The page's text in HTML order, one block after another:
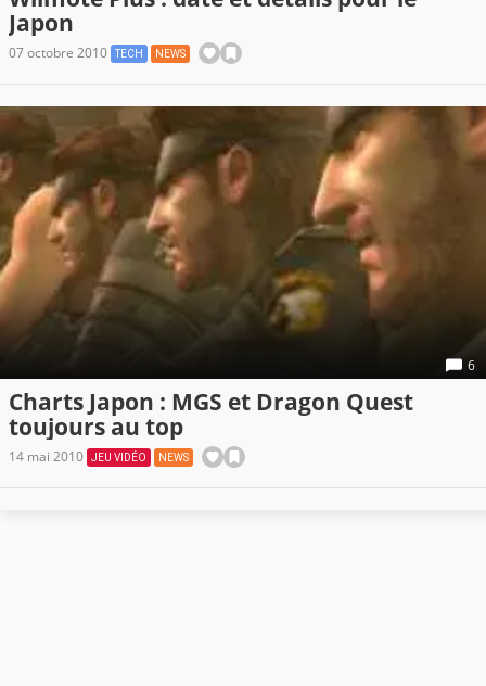
Japon
07 octobre 2010 TECH NEWS
6
Charts Japon : MGS et Dragon Quest
toujours au top
14 mai 2010 JEU VIDÉO NEWS